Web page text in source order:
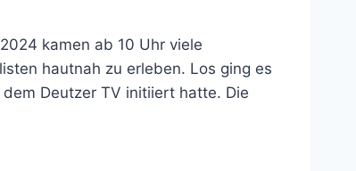
kamen ab 10 Uhr viele
hautnah zu erleben. Los ging es
Deutzer TV initiiert hatte. Die